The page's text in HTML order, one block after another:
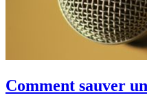
Comment sauver